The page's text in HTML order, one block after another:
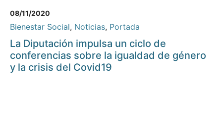
08/11/2020
Bienestar Social, Noticias, Portada
La Diputación impulsa un ciclo de
conferencias sobre la igualdad de género
y la crisis del Covid19